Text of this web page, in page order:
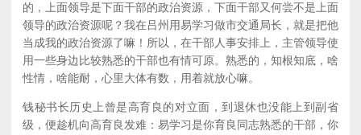
的，上面领导是下面干部的政治资源，下面干部又何尝不是上面
领导的政治资源呢？我在吕州用易学习做市交通局长，就是把他
当成我的政治资源了嘛！所以，在干部人事安排上，主管领导使
用一些身边比较熟悉的干部也有情可原。熟悉的，知根知底，啥
性情，啥能耐，心里大体有数，用着就放心嘛。
钱秘书长历史上曾是高育良的对立面，到退休也没能上到副省
级，便趁机向高育良发难：易学习是你育良同志熟悉的干部，你